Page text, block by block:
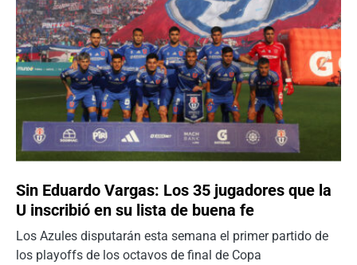
Sin Eduardo Vargas: Los 35 jugadores que la
U inscribió en su lista de buena fe
Los Azules disputarán esta semana el primer partido de
los playoffs de los octavos de final de Copa